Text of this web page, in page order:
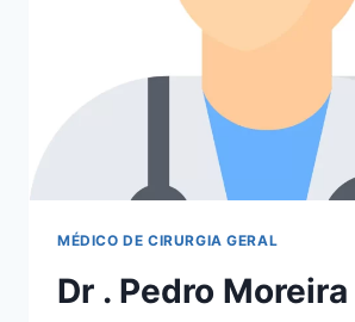
MÉDICO DE CIRURGIA GERAL
Dr . Pedro Moreira